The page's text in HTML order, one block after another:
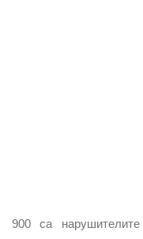
900 са